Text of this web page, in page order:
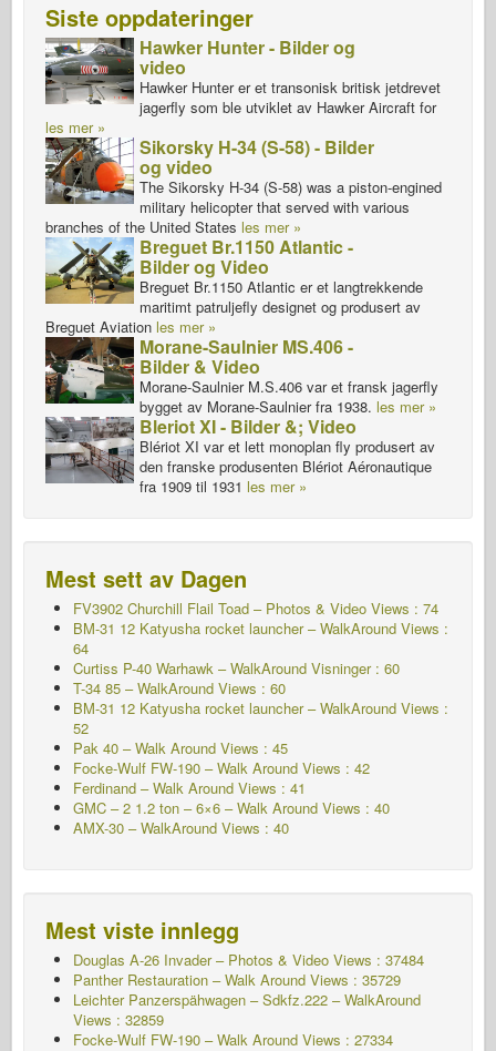
Siste oppdateringer
Hawker Hunter - Bilder og
video
Hawker Hunter er et transonisk britisk jetdrevet
jagerfly som ble utviklet av Hawker Aircraft for
les mer »
Sikorsky H-34 (S-58) - Bilder
og video
The Sikorsky H-34 (S-58) was a piston-engined
military helicopter that served with various
branches of the United States les mer »
Breguet Br.1150 Atlantic -
Bilder og Video
Breguet Br.1150 Atlantic er et langtrekkende
maritimt patruljefly designet og produsert av
Breguet Aviation les mer »
Morane-Saulnier MS.406 -
Bilder & Video
Morane-Saulnier M.S.406 var et fransk jagerfly
bygget av Morane-Saulnier fra 1938. les mer »
Bleriot XI - Bilder &; Video
Blériot XI var et lett monoplan fly produsert av
den franske produsenten Blériot Aéronautique
fra 1909 til 1931 les mer »
Mest sett av Dagen
FV3902 Churchill Flail Toad – Photos & Video Views : 74
BM-31 12 Katyusha rocket launcher – WalkAround Views :
64
Curtiss P-40 Warhawk – WalkAround Visninger : 60
T-34 85 – WalkAround Views : 60
BM-31 12 Katyusha rocket launcher – WalkAround Views :
52
Pak 40 – Walk Around Views : 45
Focke-Wulf FW-190 – Walk Around Views : 42
Ferdinand – Walk Around Views : 41
GMC – 2 1.2 ton – 6×6 – Walk Around Views : 40
AMX-30 – WalkAround Views : 40
Mest viste innlegg
Douglas A-26 Invader – Photos & Video Views : 37484
Panther Restauration – Walk Around Views : 35729
Leichter Panzerspähwagen – Sdkfz.222 – WalkAround
Views : 32859
Focke-Wulf FW-190 – Walk Around Views : 27334